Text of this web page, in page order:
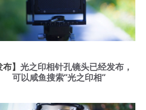
】 光之印相针孔镜头已经发布，
可以咸鱼搜索“光之印相“